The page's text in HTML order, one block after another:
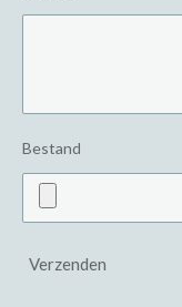
Bestand
Verzenden